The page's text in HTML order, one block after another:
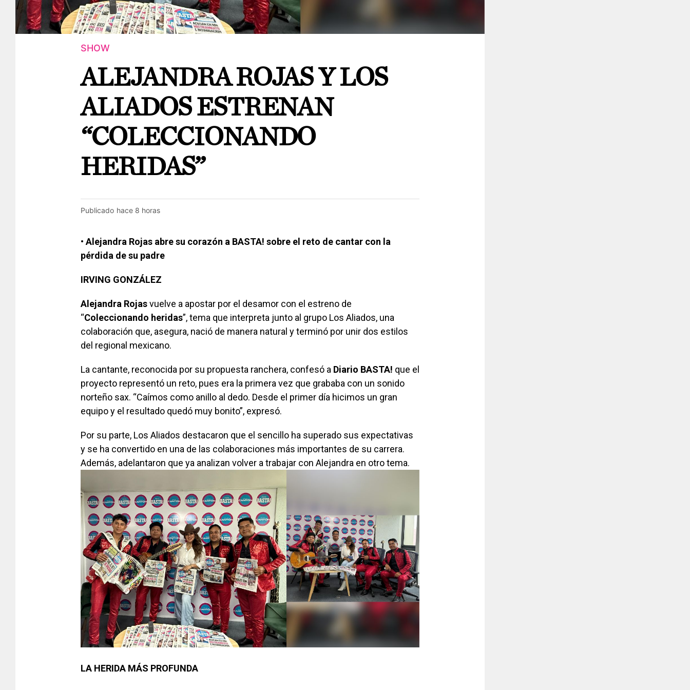
SHOW
ALEJANDRA ROJAS Y LOS
ALIADOS ESTRENAN
“COLECCIONANDO
HERIDAS”
Publicado hace 8 horas
• Alejandra Rojas abre su corazón a BASTA! sobre el reto de cantar con la
pérdida de su padre
IRVING GONZÁLEZ
Alejandra Rojasvuelve a apostar por el desamor con el estreno de
“Coleccionando heridas”, tema que interpreta junto al grupo Los Aliados, una
colaboración que, asegura, nació de manera natural y terminó por unir dos estilos
del regional mexicano.
La cantante, reconocida por su propuesta ranchera, confesó a Diario BASTA! que el
proyecto representó un reto, pues era la primera vez que grababa con un sonido
norteño sax. “Caímos como anillo al dedo. Desde el primer día hicimos un gran
equipo y el resultado quedó muy bonito”, expresó.
Por su parte, Los Aliados destacaron que el sencillo ha superado sus expectativas
y se ha convertido en una de las colaboraciones más importantes de su carrera.
Además, adelantaron que ya analizan volver a trabajar con Alejandra en otro tema.
LA HERIDA MÁS PROFUNDA